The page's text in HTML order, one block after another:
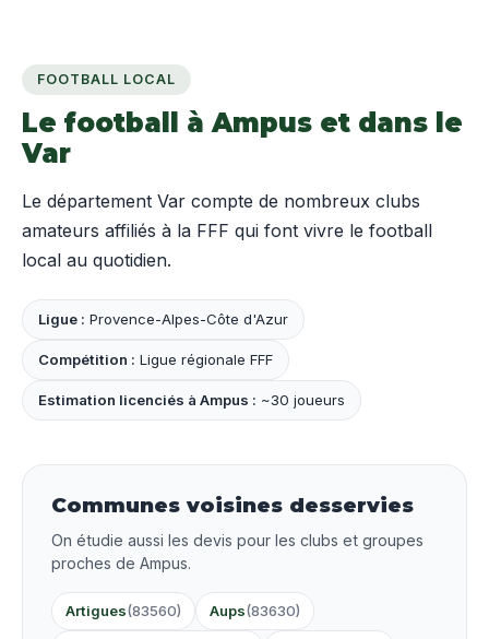
FOOTBALL LOCAL
Le football à Ampus et dans le
Var
Le département Var compte de nombreux clubs
amateurs affiliés à la FFF qui font vivre le football
local au quotidien.
Ligue : Provence-Alpes-Côte d'Azur
Compétition : Ligue régionale FFF
Estimation licenciés à Ampus : ~30 joueurs
Communes voisines desservies
On étudie aussi les devis pour les clubs et groupes
proches de Ampus.
Artigues(83560) Aups(83630)